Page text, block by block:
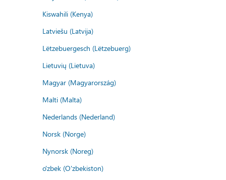
Kiswahili (Kenya)
Latviešu (Latvija)
Lëtzebuergesch (Lëtzebuerg)
Lietuvių (Lietuva)
Magyar (Magyarország)
Malti (Malta)
Nederlands (Nederland)
Norsk (Norge)
Nynorsk (Noreg)
o'zbek (O'zbekiston)